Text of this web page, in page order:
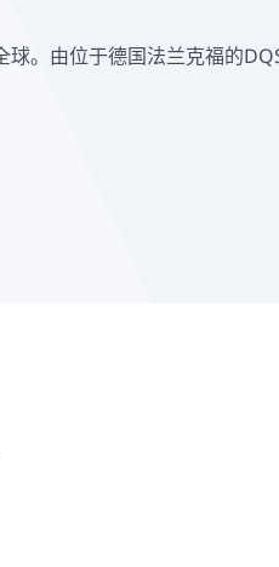
。由位于德国法兰克福的